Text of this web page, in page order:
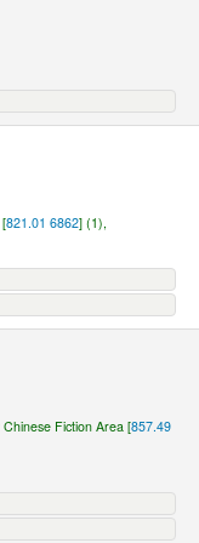
[821.01 6862] (1),
Fiction Area [857.49